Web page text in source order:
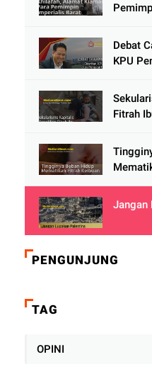
Debat
KPU
Fitrah
Jangan
PENGUNJUNG
TAG
OPINI